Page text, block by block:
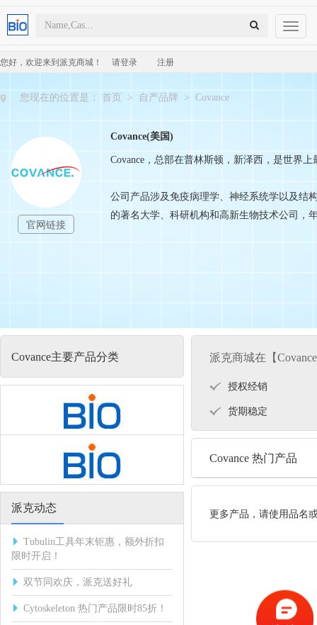
您好，欢迎来到派克商城！ 请登录 注册
Toggle
您现在的位置是： 首页 > 自产品牌 > Covance
官网链接
Covance(美国)
Covance，总部在普林斯顿，新泽西，是世界
公司产品涉及免疫病理学、神经系统学以及结
的著名大学、科研机构和高新生物技术公司，
Covance主要产品分类
派克动态
Tubulin工具年末钜惠，额外折扣
限时开启！
双节同欢庆，派克送好礼
Cytoskeleton 热门产品限时85折！
派克商城在【
授权经销
货期稳定
Covance 热门产品
更多产品，请使用品名